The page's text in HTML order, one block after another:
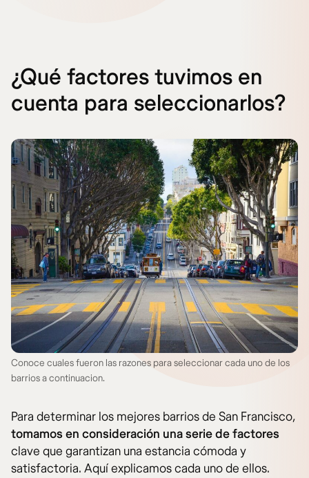
¿Qué factores tuvimos en
cuenta para seleccionarlos?
Conoce cuales fueron las razones para seleccionar cada uno de los
barrios a continuacion.
Para determinar los mejores barrios de San Francisco,
tomamos en consideración una serie de factores
clave que garantizan una estancia cómoda y
satisfactoria. Aquí explicamos cada uno de ellos.